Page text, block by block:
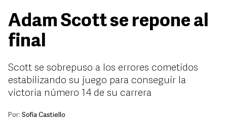
Adam Scott se repone al
final
Scott se sobrepuso a los errores cometidos
estabilizando su juego para conseguir la
victoria número 14 de su carrera
Por: Sofía Castiello